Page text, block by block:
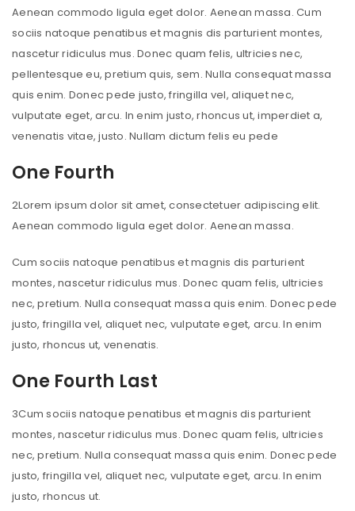
Aenean commodo ligula eget dolor. Aenean massa. Cum
sociis natoque penatibus et magnis dis parturient montes,
nascetur ridiculus mus. Donec quam felis, ultricies nec,
pellentesque eu, pretium quis, sem. Nulla consequat massa
quis enim. Donec pede justo, fringilla vel, aliquet nec,
vulputate eget, arcu. In enim justo, rhoncus ut, imperdiet a,
venenatis vitae, justo. Nullam dictum felis eu pede
One Fourth
2Lorem ipsum dolor sit amet, consectetuer adipiscing elit.
Aenean commodo ligula eget dolor. Aenean massa.
Cum sociis natoque penatibus et magnis dis parturient
montes, nascetur ridiculus mus. Donec quam felis, ultricies
nec, pretium. Nulla consequat massa quis enim. Donec pede
justo, fringilla vel, aliquet nec, vulputate eget, arcu. In enim
justo, rhoncus ut, venenatis.
One Fourth Last
3Cum sociis natoque penatibus et magnis dis parturient
montes, nascetur ridiculus mus. Donec quam felis, ultricies
nec, pretium. Nulla consequat massa quis enim. Donec pede
justo, fringilla vel, aliquet nec, vulputate eget, arcu. In enim
justo, rhoncus ut.